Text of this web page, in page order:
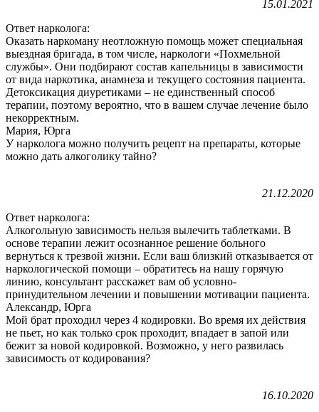
15.01.2021
Ответ нарколога:
Оказать наркоману неотложную помощь может специальная
выездная бригада, в том числе, наркологи «Похмельной
службы». Они подбирают состав капельницы в зависимости
от вида наркотика, анамнеза и текущего состояния пациента.
Детоксикация диуретиками – не единственный способ
терапии, поэтому вероятно, что в вашем случае лечение было
некорректным.
Мария, Юрга
У нарколога можно получить рецепт на препараты, которые
можно дать алкоголику тайно?
21.12.2020
Ответ нарколога:
Алкогольную зависимость нельзя вылечить таблетками. В
основе терапии лежит осознанное решение больного
вернуться к трезвой жизни. Если ваш близкий отказывается от
наркологической помощи – обратитесь на нашу горячую
линию, консультант расскажет вам об условно-
принудительном лечении и повышении мотивации пациента.
Александр, Юрга
Мой брат проходил через 4 кодировки. Во время их действия
не пьет, но как только срок проходит, впадает в запой или
бежит за новой кодировкой. Возможно, у него развилась
зависимость от кодирования?
16.10.2020